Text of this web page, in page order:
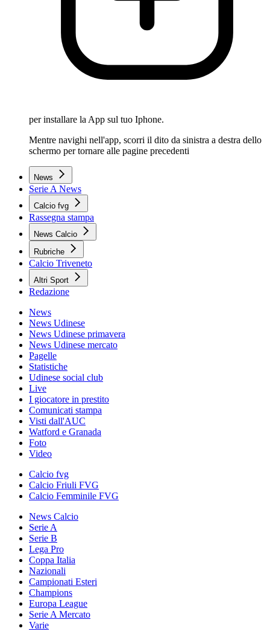
per installare la App sul tuo Iphone.
Mentre navighi nell'app, scorri il dito da sinistra a destra dello
schermo per tornare alle pagine precedenti
News
Serie A News
Calcio fvg
Rassegna stampa
News Calcio
Rubriche
Calcio Triveneto
Altri Sport
Redazione
News
News Udinese
News Udinese primavera
News Udinese mercato
Pagelle
Statistiche
Udinese social club
Live
I giocatore in prestito
Comunicati stampa
Visti dall'AUC
Watford e Granada
Foto
Video
Calcio fvg
Calcio Friuli FVG
Calcio Femminile FVG
News Calcio
Serie A
Serie B
Lega Pro
Coppa Italia
Nazionali
Campionati Esteri
Champions
Europa League
Serie A Mercato
Varie